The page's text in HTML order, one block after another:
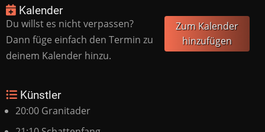
Kalender
Du willst es nicht verpassen?
Dann füge einfach den Termin zu
deinem Kalender hinzu.
Zum Kalender
hinzufügen
Künstler
20:00 Granitader